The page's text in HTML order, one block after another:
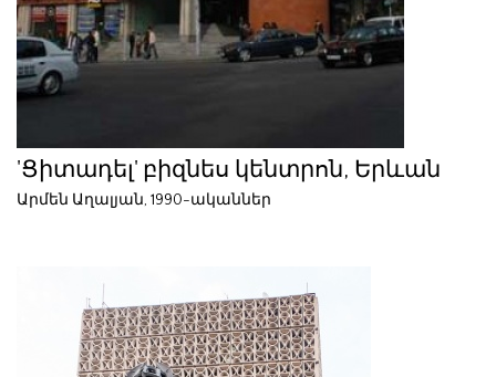
'Ցիտադել' բիզնես կենտրոն, Երևան
Արմեն Աղալյան, 1990-ականներ